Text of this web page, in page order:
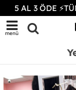
5 AL 3 ÖDE
menü